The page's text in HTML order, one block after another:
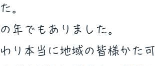
。
年でもありました。
り本当に地域の皆様かた可